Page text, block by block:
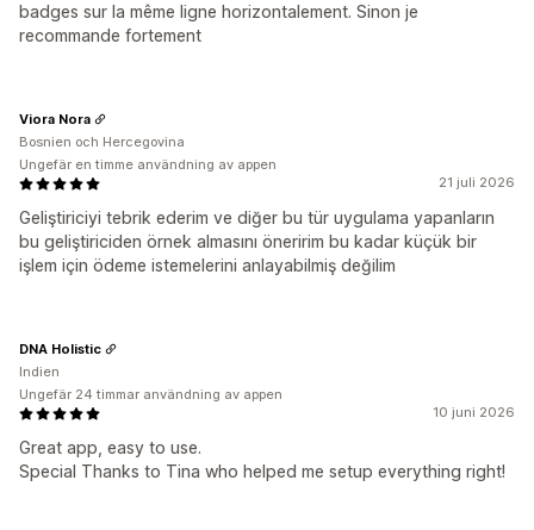
badges sur la même ligne horizontalement. Sinon je
recommande fortement
21 juli 2026
Geliştiriciyi tebrik ederim ve diğer bu tür uygulama yapanların
bu geliştiriciden örnek almasını öneririm bu kadar küçük bir
işlem için ödeme istemelerini anlayabilmiş değilim
Viora Nora
Bosnien och Hercegovina
Ungefär en timme användning av appen
10 juni 2026
Great app, easy to use.
Special Thanks to Tina who helped me setup everything right!
DNA Holistic
Indien
Ungefär 24 timmar användning av appen